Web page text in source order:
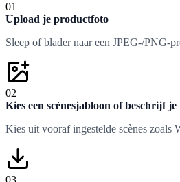
01
Upload je productfoto
Sleep of blader naar een JPEG-/PNG-
02
Kies een scènesjabloon of beschrijf je
Kies uit vooraf ingestelde scènes